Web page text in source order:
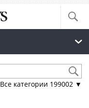
Все категории 199002 ▼